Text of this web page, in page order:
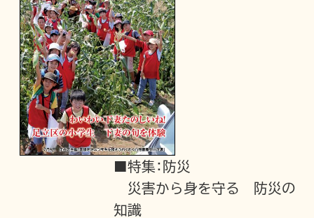
■特集:防災
災害から身を守る 防災の
知識